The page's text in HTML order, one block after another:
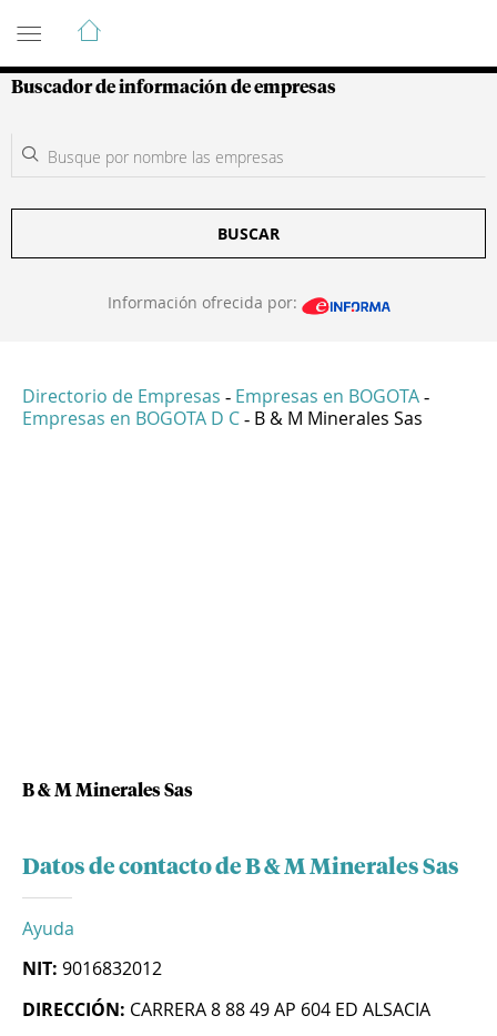
Guía de Empresas Colombianas
Buscador de información de empresas
BUSCAR
Información ofrecida por:
Directorio de Empresas - Empresas en BOGOTA -
Empresas en BOGOTA D C - B & M Minerales Sas
B & M Minerales Sas
Datos de contacto de B & M Minerales Sas
Ayuda
NIT: 9016832012
DIRECCIÓN: CARRERA 8 88 49 AP 604 ED ALSACIA